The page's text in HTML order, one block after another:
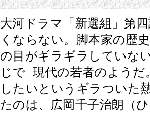
大河ドラマ「新選組」第
くならない。脚本家の歴
の目がギラギラしていな
じで 現代の若者のようだ
したいというギラついた
たのは、広岡千子治朗（